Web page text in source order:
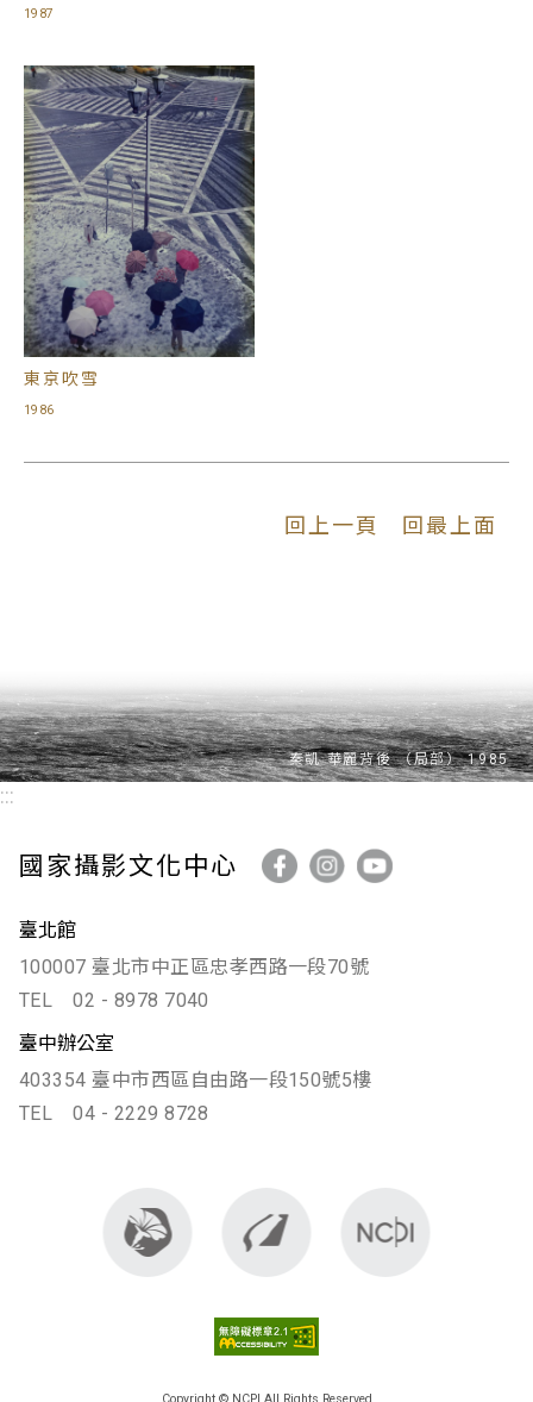
1987
東京吹雪
1986
回上一頁 回最上面
:::
國家攝影文化中心
臺北館
100007 臺北市中正區忠孝西路一段70號
TEL
02 - 8978 7040
臺中辦公室
403354 臺中市西區自由路一段150號5樓
TEL
04 - 2229 8728
Copyright © NCPI All Rights Reserved